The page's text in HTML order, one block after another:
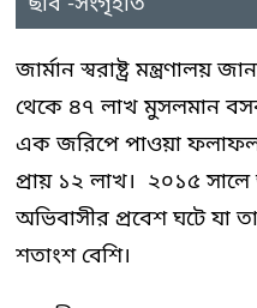
জার্মান স্বরাষ্ট্র মন্ত্রণালয়
থেকে ৪৭ লাখ মুসলমান
এক জরিপে পাওয়া ফলাফল
প্রায় ১২ লাখ। ২০১৫ সালে
অভিবাসীর প্রবেশ ঘটে যা
শতাংশ বেশি।